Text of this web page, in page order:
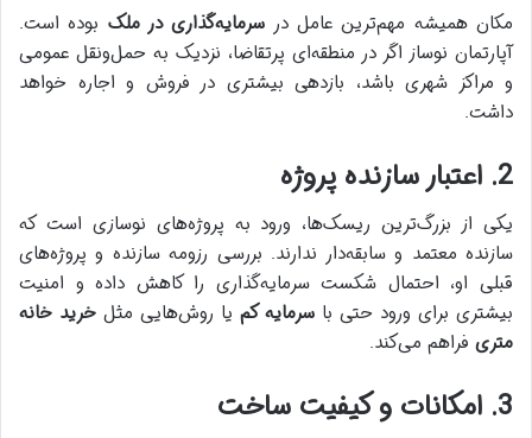
مکان همیشه مهم‌ترین عامل در سرمایه‌گذاری در ملک بوده است.
آپارتمان نوساز اگر در منطقه‌ای پرتقاضا، نزدیک به حمل‌ونقل عمومی
و مراکز شهری باشد، بازدهی بیشتری در فروش و اجاره خواهد
داشت.
2. اعتبار سازنده پروژه
یکی از بزرگ‌ترین ریسک‌ها، ورود به پروژه‌های نوسازی است که
سازنده معتمد و سابقه‌دار ندارند. بررسی رزومه سازنده و پروژه‌های
قبلی او، احتمال شکست سرمایه‌گذاری را کاهش داده و امنیت
بیشتری برای ورود حتی با سرمایه کم یا روش‌هایی مثل خرید خانه
متری فراهم می‌کند.
3. امکانات و کیفیت ساخت